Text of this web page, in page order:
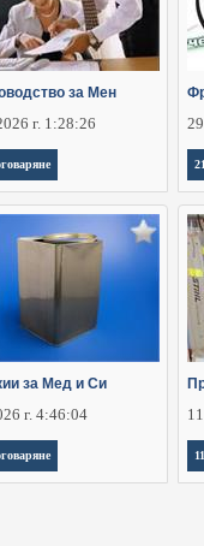
за Мен
г. 1:28:26
за Мед и Си
г. 4:46:04